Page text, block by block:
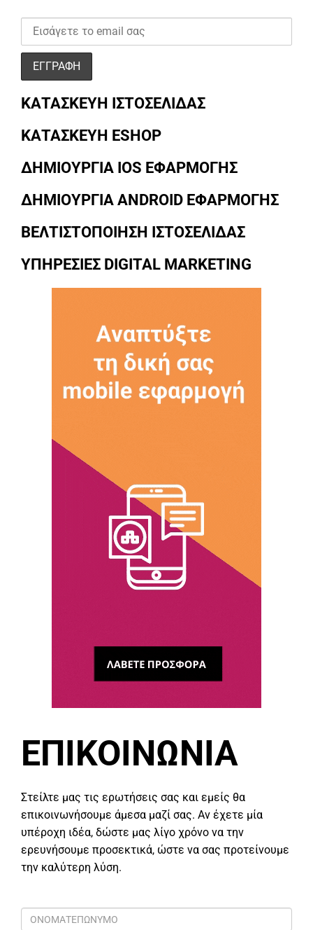
ΚΑΤΑΣΚΕΥΗ ΙΣΤΟΣΕΛΙΔΑΣ
ΚΑΤΑΣΚΕΥΗ ESHOP
ΔΗΜΙΟΥΡΓΙΑ IOS ΕΦΑΡΜΟΓΗΣ
ΔΗΜΙΟΥΡΓΙΑ ANDROID ΕΦΑΡΜΟΓΗΣ
ΒΕΛΤΙΣΤΟΠΟΙΗΣΗ ΙΣΤΟΣΕΛΙΔΑΣ
ΥΠΗΡΕΣΙΕΣ DIGITAL MARKETING
ΕΠΙΚΟΙΝΩΝΙΑ
Στείλτε μας τις ερωτήσεις σας και εμείς θα
επικοινωνήσουμε άμεσα μαζί σας. Αν έχετε μία
υπέροχη ιδέα, δώστε μας λίγο χρόνο να την
ερευνήσουμε προσεκτικά, ώστε να σας προτείνουμε
την καλύτερη λύση.